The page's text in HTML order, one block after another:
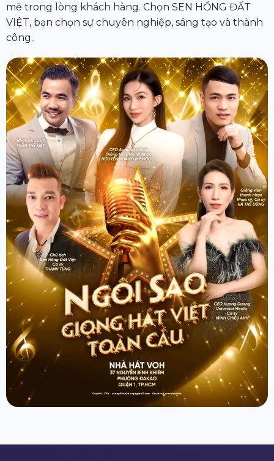
mẽ trong lòng khách hàng. Chọn SEN HỒNG ĐẤT
VIỆT, bạn chọn sự chuyên nghiệp, sáng tạo và thành
công..